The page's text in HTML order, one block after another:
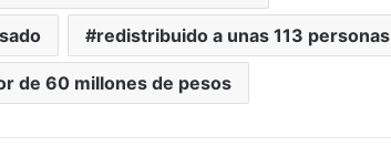
redistribuido a unas 113 personas
de 60 millones de pesos